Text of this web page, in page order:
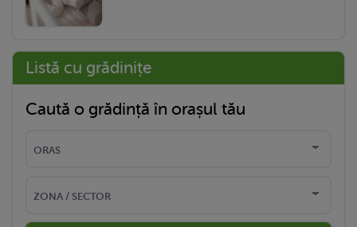
Listă cu grădinițe
Caută o grădință în orașul tău